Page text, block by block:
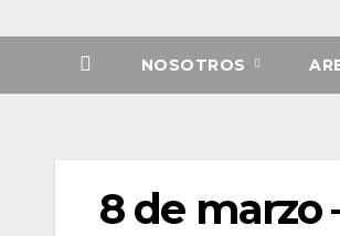
NOSOTROS
8 de marzo